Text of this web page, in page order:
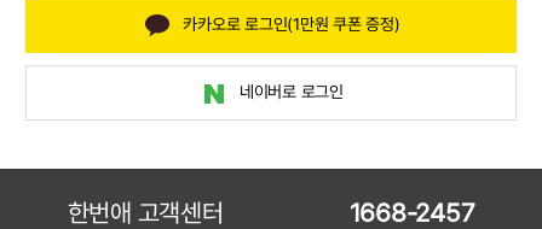
카카오로 로그인(1만원 쿠폰 증정)
네이버로 로그인
한번애 고객센터
1668-2457